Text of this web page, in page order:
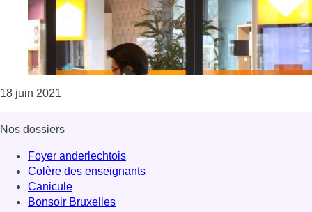
18 juin 2021
Nos dossiers
Foyer anderlechtois
Colère des enseignants
Canicule
Bonsoir Bruxelles